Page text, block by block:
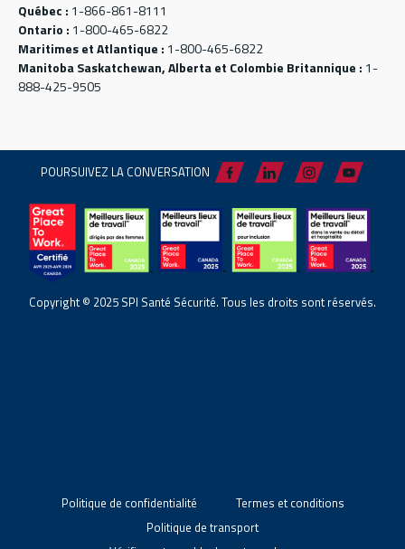
Québec : 1-866-861-8111
Ontario : 1-800-465-6822
Maritimes et Atlantique : 1-800-465-6822
Manitoba Saskatchewan, Alberta et Colombie Britannique : 1-
888-425-9505
POURSUIVEZ LA CONVERSATION
Copyright © 2025 SPI Santé Sécurité. Tous les droits sont réservés.
Politique de confidentialité
Termes et conditions
Politique de transport